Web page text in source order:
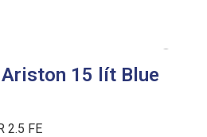
15 lít Blue
2.5 FE